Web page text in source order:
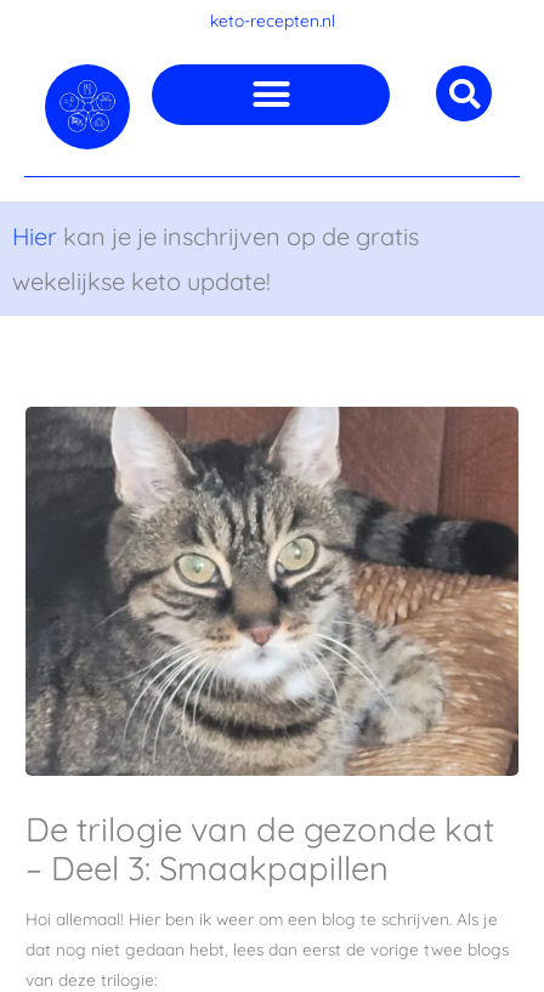
inhoud
keto-recepten.nl
Hier kan je je inschrijven op de gratis
wekelijkse keto update!
De trilogie van de gezonde kat
– Deel 3: Smaakpapillen
Hoi allemaal! Hier ben ik weer om een blog te schrijven. Als je
dat nog niet gedaan hebt, lees dan eerst de vorige twee blogs
van deze trilogie: